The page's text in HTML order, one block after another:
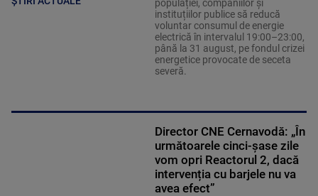
populației, companiilor și
instituțiilor publice să reducă
voluntar consumul de energie
electrică în intervalul 19:00–23:00,
până la 31 august, pe fondul crizei
energetice provocate de seceta
severă.
Director CNE Cernavodă: „În
următoarele cinci-șase zile
vom opri Reactorul 2, dacă
intervenția cu barjele nu va
avea efect”